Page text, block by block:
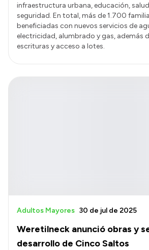
infraestructura urbana, educación,
seguridad. En total, más de 1.700
beneficiadas con nuevos servicios de
electricidad, alumbrado y gas, además
escrituras y acceso a lotes.
Weretilneck anunció obras y
desarrollo de Cinco Saltos
Adultos Mayores 30 de jul de 2025